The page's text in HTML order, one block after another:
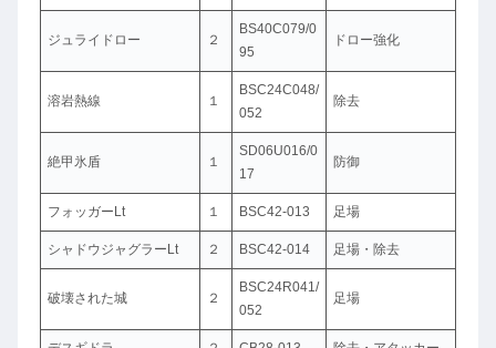
ジュライドロー ２
BS40C079/0
95
ドロー強化
溶岩熱線 １
BSC24C048/
052
除去
絶甲氷盾 １
SD06U016/0
17
防御
フォッガーLt １ BSC42-013 足場
シャドウジャグラーLt ２ BSC42‐014 足場・除去
破壊された城 ２
BSC24R041/
052
足場